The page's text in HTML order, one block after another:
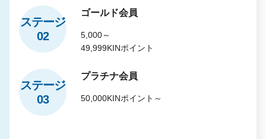
ステージ
02
ゴールド会員
5,000～
49,999KINポイント
ステージ
03
プラチナ会員
50,000KINポイント～